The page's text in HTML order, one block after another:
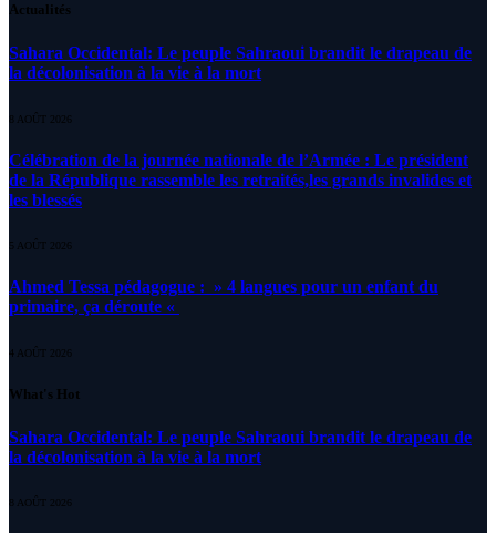
Actualités
Sahara Occidental: Le peuple Sahraoui brandit le drapeau de
la décolonisation à la vie à la mort
8 AOÛT 2026
Célébration de la journée nationale de l’Armée : Le président
de la République rassemble les retraités,les grands invalides et
les blessés
5 AOÛT 2026
Ahmed Tessa pédagogue : » 4 langues pour un enfant du
primaire, ça déroute «
4 AOÛT 2026
What's Hot
Sahara Occidental: Le peuple Sahraoui brandit le drapeau de
la décolonisation à la vie à la mort
8 AOÛT 2026